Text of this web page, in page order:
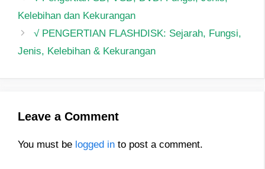
navigation
Kelebihan dan Kekurangan
√ PENGERTIAN FLASHDISK: Sejarah, Fungsi,
Jenis, Kelebihan & Kekurangan
Leave a Comment
You must be logged in to post a comment.